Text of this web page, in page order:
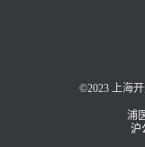
©2023 上海
浦
沪